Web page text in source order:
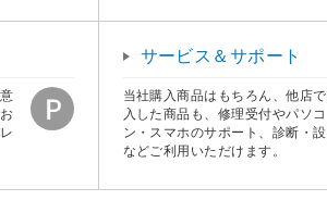
サービス＆サポート
当社購入商品はもちろん、他店
入した商品も、修理受付やパソコ
ン・スマホのサポート、診断・
などご利用いただけます。